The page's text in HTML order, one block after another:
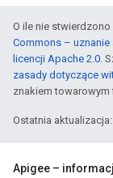
O ile nie
Commons – uznanie
licencji Apache 2.0.
zasady dotyczące
znakiem
Ostatnia aktualizacja:
Apigee –